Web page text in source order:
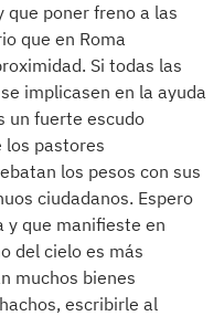
que poner freno a las
que en Roma
Si todas las
implicasen en la ayuda
un fuerte escudo
los pastores
los pesos con sus
ciudadanos. Espero
y que manifieste en
del cielo es más
muchos bienes
escribirle al